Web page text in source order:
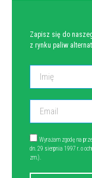
Zapisz się do
z rynku paliw
Wyrażam zgodę na
dn. 29 sierpnia 1997 r. o
zm.).